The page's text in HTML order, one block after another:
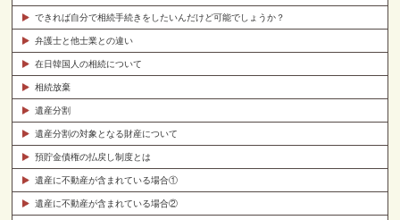
できれば自分で相続手続きをしたいんだけど可能でしょうか？
弁護士と他士業との違い
在日韓国人の相続について
相続放棄
遺産分割
遺産分割の対象となる財産について
預貯金債権の払戻し制度とは
遺産に不動産が含まれている場合①
遺産に不動産が含まれている場合②